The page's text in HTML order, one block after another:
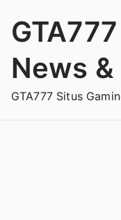
News &
GTA777 Situs